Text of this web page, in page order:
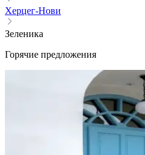
Херцег-Нови
Зеленика
Горячие предложения